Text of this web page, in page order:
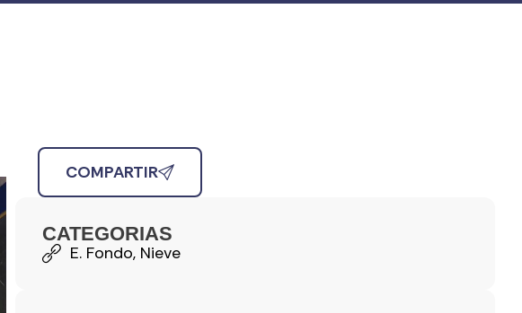
COMPARTIR
CATEGORIAS
E. Fondo, Nieve